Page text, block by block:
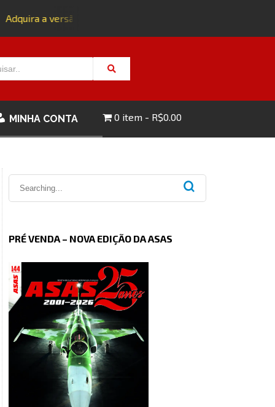
Adquira a versão impressa da edição 143 com FRETE GRÁTIS -
MINHA CONTA 0 item R$0.00
PRÉ VENDA – NOVA EDIÇÃO DA ASAS